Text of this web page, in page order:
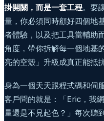
掛開關，而是一套工程。要
量，你必須同時顧好四個地
者體驗，以及把工具當輔助
角度，帶你拆解每一個地基
亮的空殼」升級成真正能抵
身為一個天天跟程式碼和伺
客戶問的就是：「Eric，我
量還是不見起色？」每次聽